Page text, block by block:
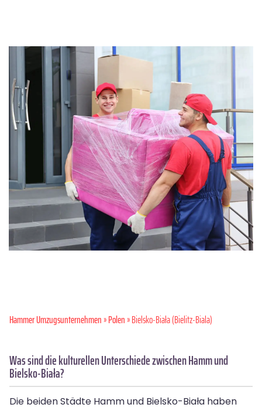
Hammer Umzugsunternehmen»Polen» Bielsko-Biała (Bielitz-Biala)
Was sind die kulturellen Unterschiede zwischen Hamm und
Bielsko-Biała?
Die beiden Städte Hamm und Bielsko-Biała haben